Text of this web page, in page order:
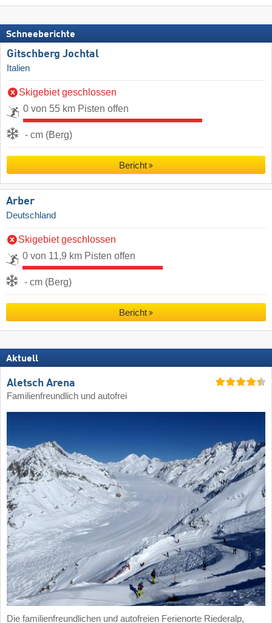
Schneeberichte
Gitschberg Jochtal
Italien
Skigebiet geschlossen
0 von 55 km Pisten offen
- cm (Berg)
Bericht
Arber
Deutschland
Skigebiet geschlossen
0 von 11,9 km Pisten offen
- cm (Berg)
Bericht
Aktuell
Aletsch Arena
Familienfreundlich und autofrei
Die familienfreundlichen und autofreien Ferienorte Riederalp,